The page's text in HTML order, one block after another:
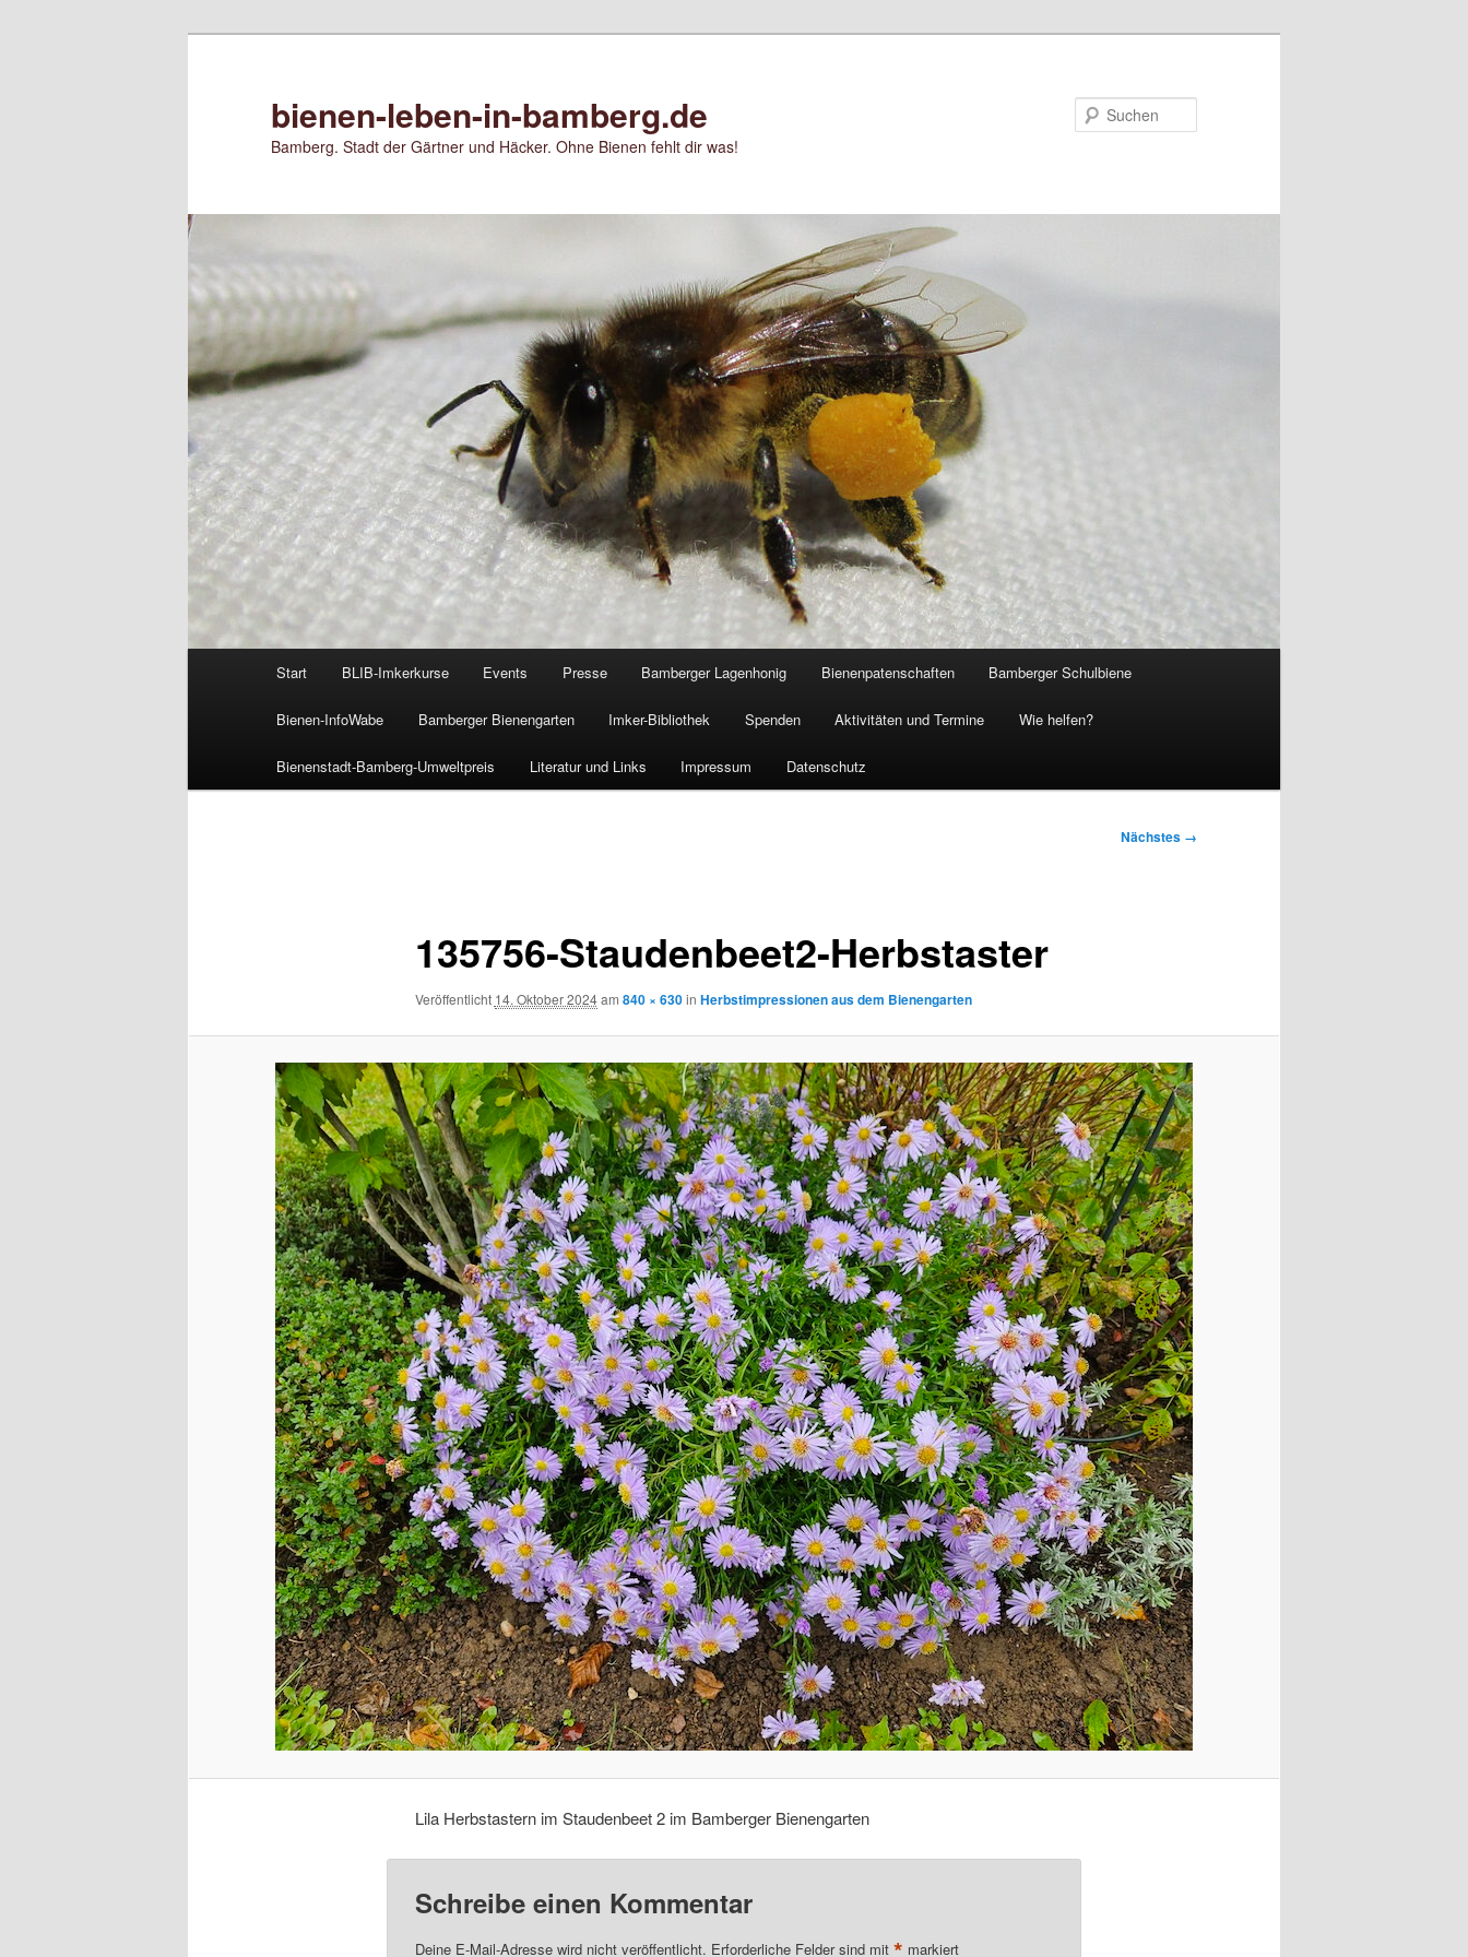
bienen-leben-in-bamberg.de
Bamberg. Stadt der Gärtner und Häcker. Ohne Bienen fehlt dir was!
Start BLIB-Imkerkurse Events Presse Bamberger Lagenhonig Bienenpatenschaften Bamberger Schulbiene
Bienen-InfoWabe Bamberger Bienengarten Imker-Bibliothek Spenden Aktivitäten und Termine Wie helfen?
Bienenstadt-Bamberg-Umweltpreis Literatur und Links Impressum Datenschutz
Nächstes →
135756-Staudenbeet2-Herbstaster
Veröffentlicht 14. Oktober 2024am 840 × 630in Herbstimpressionen aus dem Bienengarten
Lila Herbstastern im Staudenbeet 2 im Bamberger Bienengarten
Schreibe einen Kommentar
Deine E-Mail-Adresse wird nicht veröffentlicht. Erforderliche Felder sind mit markiert